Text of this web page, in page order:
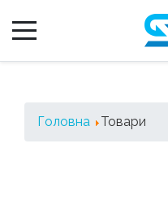
Головна Товари